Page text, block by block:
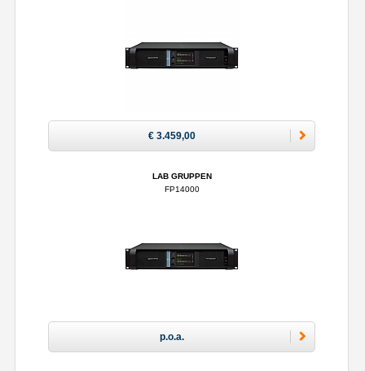
€ 3.459,00
LAB GRUPPEN
FP14000
p.o.a.